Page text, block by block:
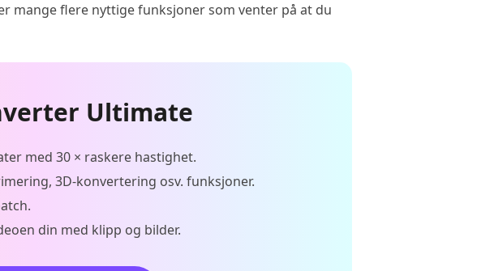
mange flere nyttige funksjoner som venter på at du
Ultimate
med 30 × raskere hastighet.
3D-konvertering osv. funksjoner.
din med klipp og bilder.